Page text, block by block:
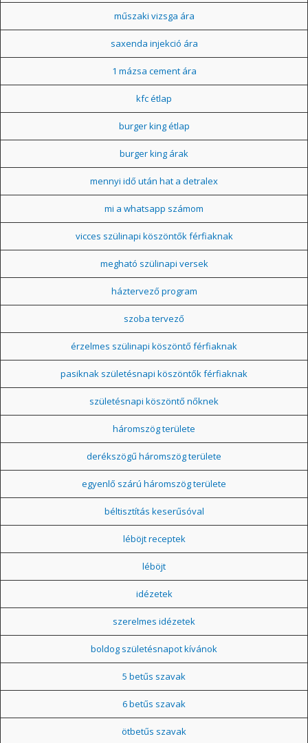
műszaki vizsga ára
saxenda injekció ára
1 mázsa cement ára
kfc étlap
burger king étlap
burger king árak
mennyi idő után hat a detralex
mi a whatsapp számom
vicces szülinapi köszöntők férfiaknak
megható szülinapi versek
háztervező program
szoba tervező
érzelmes szülinapi köszöntő férfiaknak
pasiknak születésnapi köszöntők férfiaknak
születésnapi köszöntő nőknek
háromszög területe
derékszögű háromszög területe
egyenlő szárú háromszög területe
béltisztítás keserűsóval
léböjt receptek
léböjt
idézetek
szerelmes idézetek
boldog születésnapot kívánok
5 betűs szavak
6 betűs szavak
ötbetűs szavak